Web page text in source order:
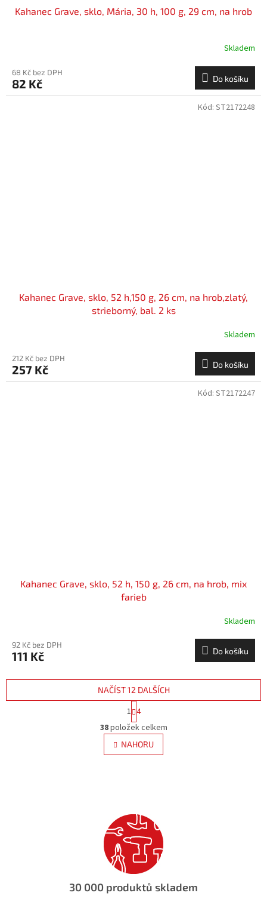
Kahanec Grave, sklo, Mária, 30 h, 100 g, 29 cm, na hrob
Skladem
68 Kč bez DPH
82 Kč Do košíku
Kahanec Grave, sklo, 52 h,150 g, 26 cm, na hrob,zlatý,
strieborný, bal. 2 ks
Skladem
212 Kč bez DPH
257 Kč Do košíku
Kód: ST2172248
Kahanec Grave, sklo, 52 h, 150 g, 26 cm, na hrob, mix
farieb
Skladem
92 Kč bez DPH
111 Kč Do košíku
Kód: ST2172247
O
v
l
á
p
r
v
k
y
ý
p
NAČÍST 12 DALŠÍCH
S
t
r
á
n
k
1 4
38položek celkem
NAHORU
30 000 produktů skladem